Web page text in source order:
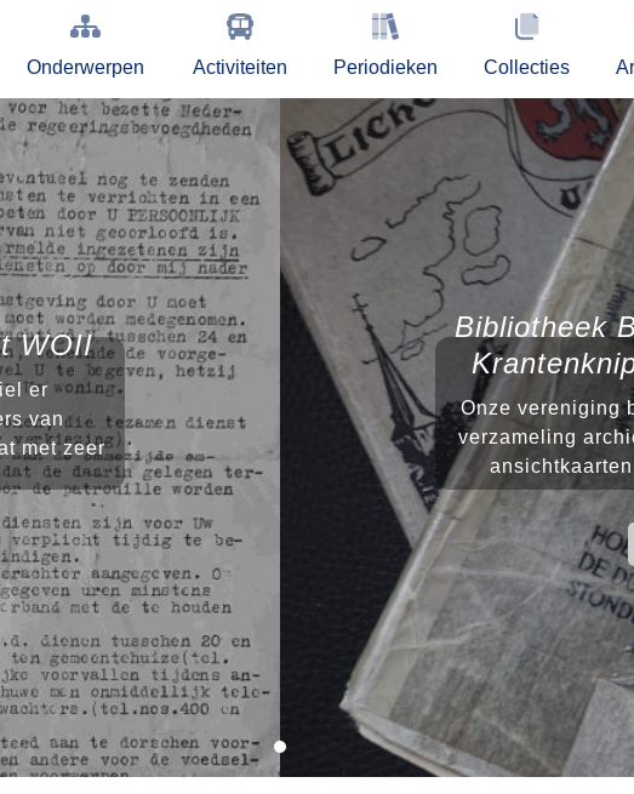
Onderwerpen Activiteiten Periodieken Collecties
WOII
er
van
met zeer
Bibliotheek
Onze vereniging
verzameling